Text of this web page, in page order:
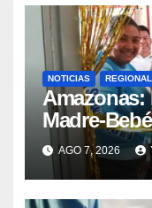
NOTICIAS
Madre-
del
Rincón
AGO 7, 2026